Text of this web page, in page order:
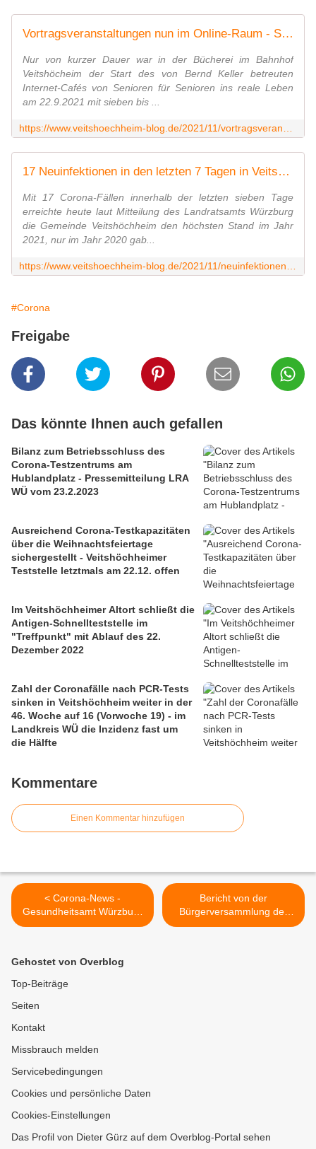
Vortragsveranstaltungen nun im Online-Raum - Start ins reale Leben des Internetcafés für Senioren in der Veitshöchheimer Bücherei im Bahnhof nur von kurzer Dauer - Veitshöchheim News
Nur von kurzer Dauer war in der Bücherei im Bahnhof
Veitshöcheim der Start des von Bernd Keller betreuten
Internet-Cafés von Senioren für Senioren ins reale Leben
am 22.9.2021 mit sieben bis ...
17 Neuinfektionen in den letzten 7 Tagen in Veitshöchheim - In Landkreis und Stadt Würzburg neuer Höchststand - Impfstrategie im Landkreis - Neue Corona-Regeln ab 16.11. - Veitshöchheim News
Mit 17 Corona-Fällen innerhalb der letzten sieben Tage
erreichte heute laut Mitteilung des Landratsamts Würzburg
die Gemeinde Veitshöchheim den höchsten Stand im Jahr
2021, nur im Jahr 2020 gab...
#Corona
Freigabe
Das könnte Ihnen auch gefallen
Bilanz zum Betriebsschluss des
Corona-Testzentrums am
Hublandplatz - Pressemitteilung LRA
WÜ vom 23.2.2023
Ausreichend Corona-Testkapazitäten
über die Weihnachtsfeiertage
sichergestellt - Veitshöchheimer
Teststelle letztmals am 22.12. offen
Im Veitshöchheimer Altort schließt die
Antigen-Schnellteststelle im
"Treffpunkt" mit Ablauf des 22.
Dezember 2022
Zahl der Coronafälle nach PCR-Tests
sinken in Veitshöchheim weiter in der
46. Woche auf 16 (Vorwoche 19) - im
Landkreis WÜ die Inzidenz fast um
die Hälfte
Kommentare
Einen Kommentar hinzufügen
< Corona-News -
Gesundheitsamt Würzburg
klärt auf: Nach Kontakt zu
Testkapazitäten im
Landkreis werden erhöht /
Landrat wirbt für
Grippeschutzimpfung
Bericht von der
Bürgerversammlung der
Gemeinde Veitshöchheim -
Gehostet von Overblog
Top-Beiträge
Seiten
Kontakt
Missbrauch melden
Servicebedingungen
Cookies und persönliche Daten
Cookies-Einstellungen
Das Profil von Dieter Gürz auf dem Overblog-Portal sehen